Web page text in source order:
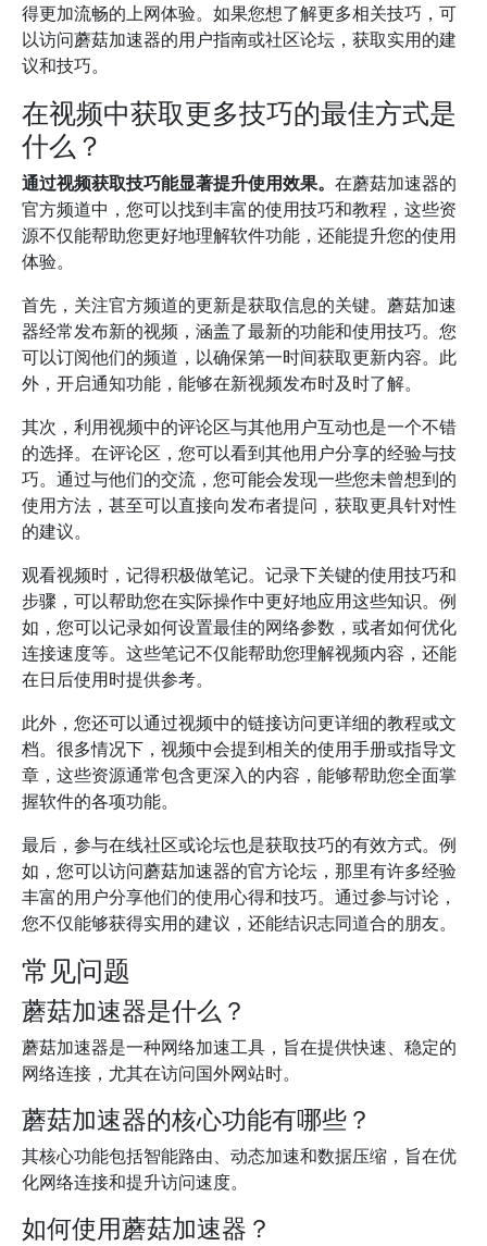
得更加流畅的上网体验。如果您想了解更多相关技巧，可
以访问蘑菇加速器的用户指南或社区论坛，获取实用的建
议和技巧。
在视频中获取更多技巧的最佳方式是
什么？
通过视频获取技巧能显著提升使用效果。 在蘑菇加速器的
官方频道中，您可以找到丰富的使用技巧和教程，这些资
源不仅能帮助您更好地理解软件功能，还能提升您的使用
体验。
首先，关注官方频道的更新是获取信息的关键。蘑菇加速
器经常发布新的视频，涵盖了最新的功能和使用技巧。您
可以订阅他们的频道，以确保第一时间获取更新内容。此
外，开启通知功能，能够在新视频发布时及时了解。
其次，利用视频中的评论区与其他用户互动也是一个不错
的选择。在评论区，您可以看到其他用户分享的经验与技
巧。通过与他们的交流，您可能会发现一些您未曾想到的
使用方法，甚至可以直接向发布者提问，获取更具针对性
的建议。
观看视频时，记得积极做笔记。记录下关键的使用技巧和
步骤，可以帮助您在实际操作中更好地应用这些知识。例
如，您可以记录如何设置最佳的网络参数，或者如何优化
连接速度等。这些笔记不仅能帮助您理解视频内容，还能
在日后使用时提供参考。
此外，您还可以通过视频中的链接访问更详细的教程或文
档。很多情况下，视频中会提到相关的使用手册或指导文
章，这些资源通常包含更深入的内容，能够帮助您全面掌
握软件的各项功能。
最后，参与在线社区或论坛也是获取技巧的有效方式。例
如，您可以访问蘑菇加速器的官方论坛，那里有许多经验
丰富的用户分享他们的使用心得和技巧。通过参与讨论，
您不仅能够获得实用的建议，还能结识志同道合的朋友。
常见问题
蘑菇加速器是什么？
蘑菇加速器是一种网络加速工具，旨在提供快速、稳定的
网络连接，尤其在访问国外网站时。
蘑菇加速器的核心功能有哪些？
其核心功能包括智能路由、动态加速和数据压缩，旨在优
化网络连接和提升访问速度。
如何使用蘑菇加速器？